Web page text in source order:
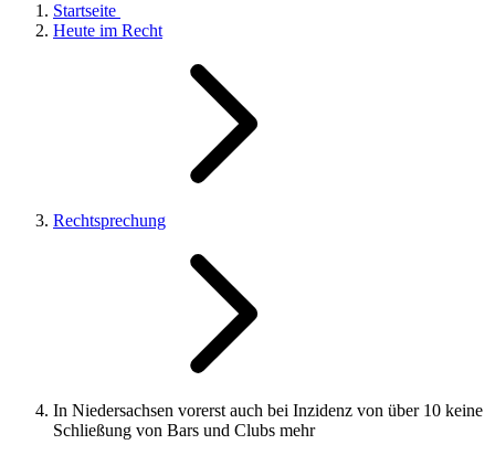
Startseite
Heute im Recht
Rechtsprechung
In Niedersachsen vorerst auch bei Inzidenz von über 10 keine
Schließung von Bars und Clubs mehr